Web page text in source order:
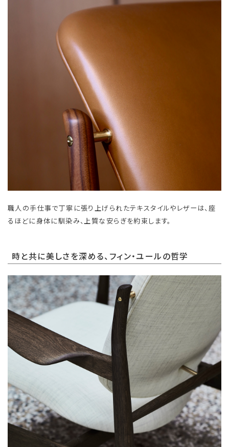
職人の手仕事で丁寧に張り上げられたテキスタイルやレザーは、座
るほどに身体に馴染み、上質な安らぎを約束します。
時と共に美しさを深める、フィン・ユールの哲学